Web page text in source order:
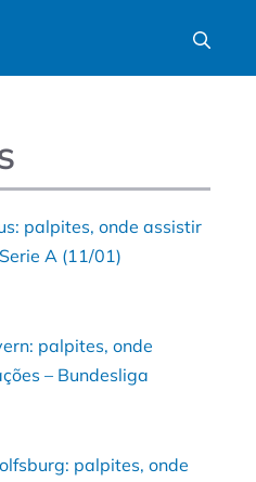
palpites, onde assistir
A (11/01)
palpites, onde
– Bundesliga
palpites, onde